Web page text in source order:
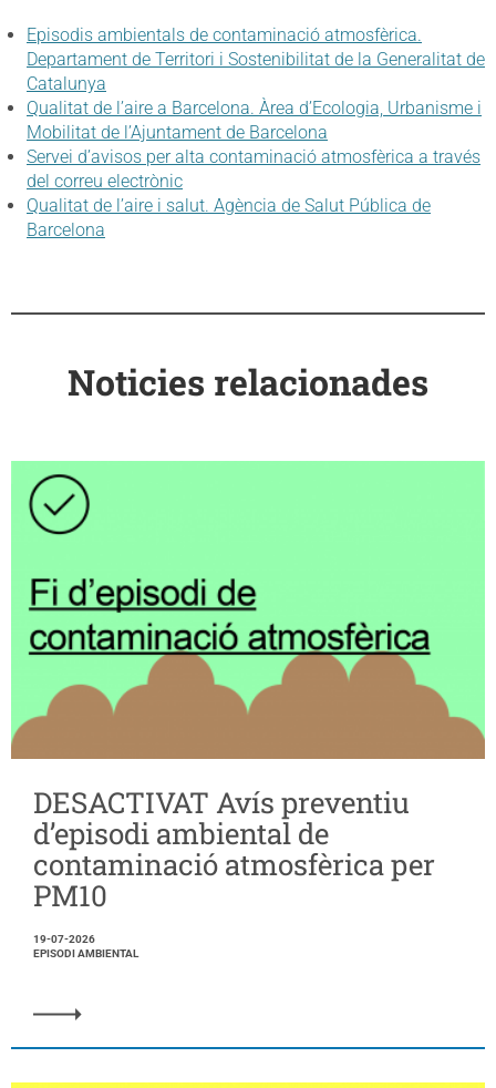
Episodis ambientals de contaminació atmosfèrica.
Departament de Territori i Sostenibilitat de la Generalitat de
Catalunya
Qualitat de l’aire a Barcelona. Àrea d’Ecologia, Urbanisme i
Mobilitat de l’Ajuntament de Barcelona
Servei d’avisos per alta contaminació atmosfèrica a través
del correu electrònic
Qualitat de l’aire i salut. Agència de Salut Pública de
Barcelona
Noticies relacionades
DESACTIVAT Avís preventiu
d’episodi ambiental de
contaminació atmosfèrica per
PM10
19-07-2026
EPISODI AMBIENTAL